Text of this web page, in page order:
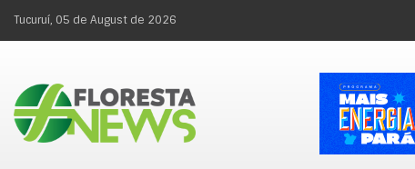
Tucuruí, 05 de August de 2026